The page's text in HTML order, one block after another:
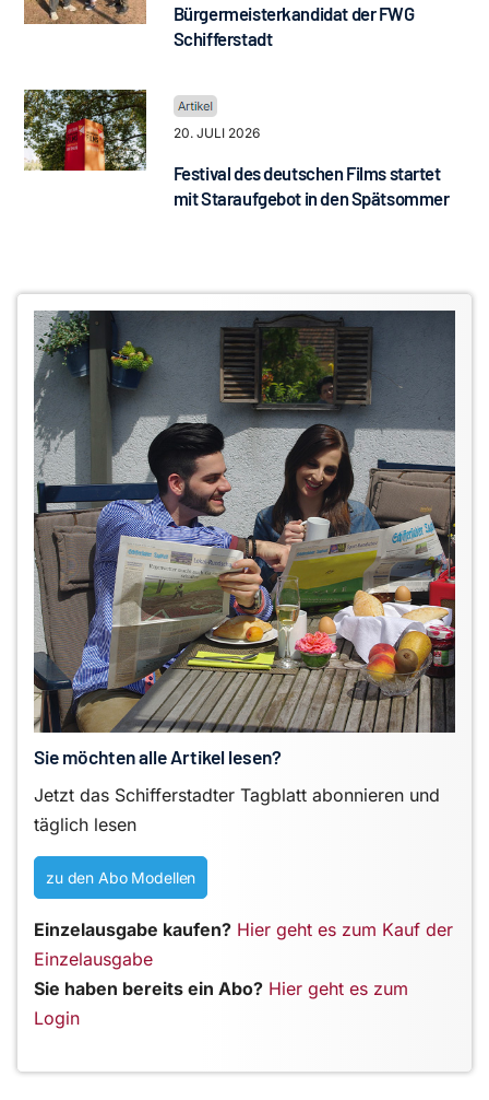
Bürgermeisterkandidat der FWG
Schifferstadt
20. JULI 2026
Festival des deutschen Films startet
mit Staraufgebot in den Spätsommer
Sie möchten alle Artikel lesen?
Jetzt das Schifferstadter Tagblatt abonnieren und
täglich lesen
zu den Abo Modellen
Einzelausgabe kaufen? Hier geht es zum Kauf der
Einzelausgabe
Sie haben bereits ein Abo? Hier geht es zum
Login